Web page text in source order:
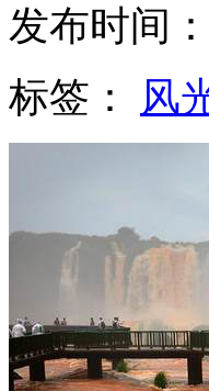
发布时间
标签：
风